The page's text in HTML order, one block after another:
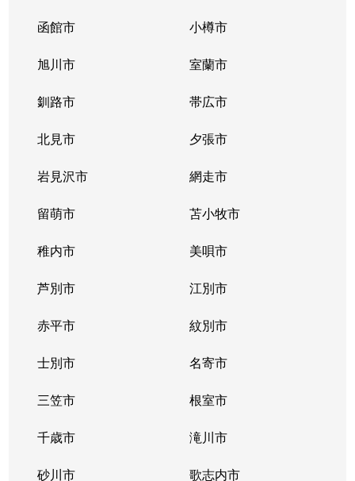
月寒東５条
南郷7丁目
豊平２条
東札幌
豊平２条
東札幌
豊平３条
学園前(札幌)
豊平４条
豊平公園
豊平４条
豊平公園
豊平４条
豊平公園
豊平６条
学園前(札幌)
豊平８条
学園前(札幌)
豊平８条
豊平公園
豊平９条
豊平公園
中の島１条
中の島
函館市 小樽市
旭川市 室蘭市
釧路市 帯広市
北見市 夕張市
岩見沢市 網走市
留萌市 苫小牧市
稚内市 美唄市
芦別市 江別市
赤平市 紋別市
士別市 名寄市
三笠市 根室市
千歳市 滝川市
砂川市 歌志内市